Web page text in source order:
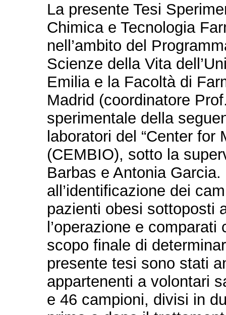
La presente Tesi
Chimica e Tecnologia
nell’ambito del
Scienze della Vita
Emilia e la Facoltà di
Madrid (coordinatore
sperimentale della
laboratori del “Center
(CEMBIO), sotto la
Barbas e Antonia
all’identificazione dei
pazienti obesi sottoposti
l’operazione e
scopo finale di
presente tesi sono stati
appartenenti a volontari
e 46 campioni, divisi in